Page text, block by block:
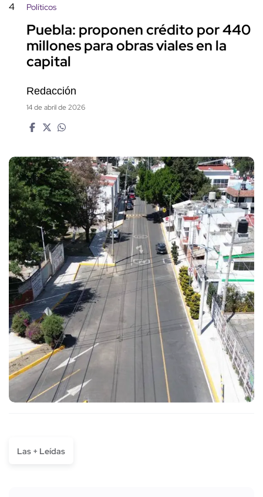
4 Políticos
Puebla: proponen crédito por 440
millones para obras viales en la
capital
Redacción
14 de abril de 2026
Las + Leídas